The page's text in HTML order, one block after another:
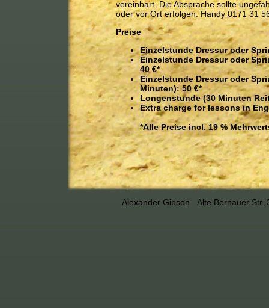
vereinbart. Die Absprache sollte
oder vor Ort erfolgen: Handy 0171 31
Preise
Einzelstunde Dressur oder
Einzelstunde Dressur oder
40 €*
Einzelstunde Dressur oder
Minuten): 50 €*
Longenstunde (30 Minuten
Extra charge for lessons in
*Alle Preise incl. 19 %
Alexander Gibson Alte Bernauer